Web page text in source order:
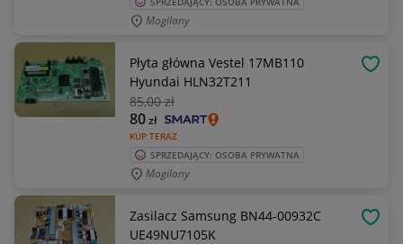
Mogilany
Płyta główna Vestel 17MB110
Hyundai HLN32T211
85,00 zł
KUP TERAZ
80zł
SPRZEDAJĄCY: OSOBA PRYWATNA
Mogilany
Zasilacz Samsung BN44-00932C
UE49NU7105K